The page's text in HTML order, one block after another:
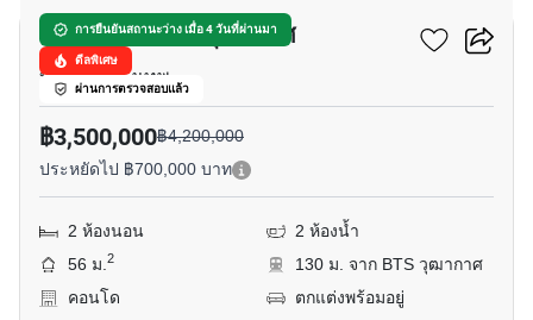
การยืนยันสถานะว่าง เมื่อ 4 วันที่ผ่านมา
ดีลพิเศษ
ผ่านการตรวจสอบแล้ว
เดอะ คีย์ บีทีเอส วุฒากาศ
บางค้อ, กรุงเทพ
฿3,500,000฿4,200,000
ประหยัดไป ฿700,000 บาท
2 ห้องนอน
2 ห้องน้ำ
56 ม.2
130 ม. จาก BTS วุฒากาศ
คอนโด
ตกแต่งพร้อมอยู่